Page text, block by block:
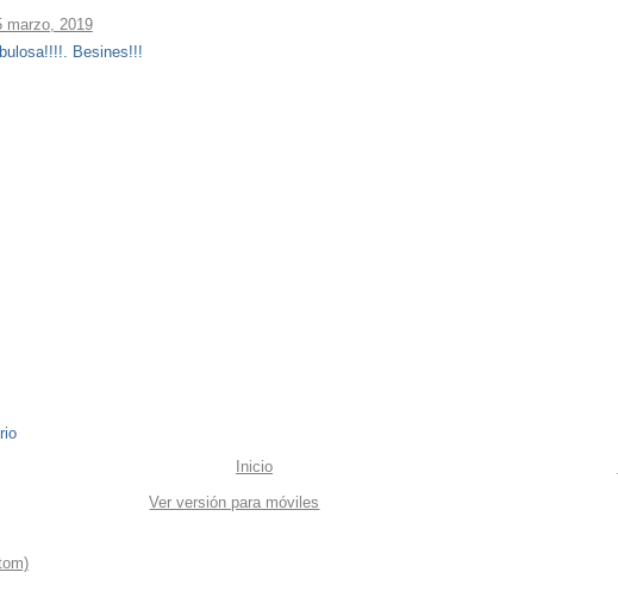
marzo, 2019
Besines!!!
Inicio
Ver versión para móviles